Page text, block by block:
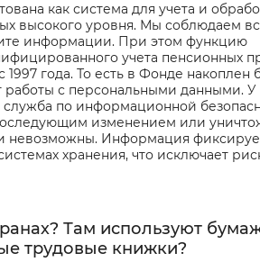
как система для учета и
высокого уровня. Мы соблюдаем
информации. При этом функцию
учета пенсионных
года. То есть в Фонде накоплен
работы с персональными данными. У
служба по информационной
изменением или
невозможны. Информация
хранения, что исключает
Там используют
трудовые книжки?